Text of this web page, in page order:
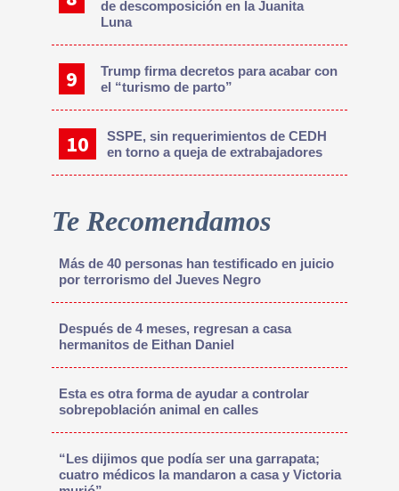
de descomposición en la Juanita
Luna
Trump firma decretos para acabar con
el “turismo de parto”
SSPE, sin requerimientos de CEDH
en torno a queja de extrabajadores
Te Recomendamos
Más de 40 personas han testificado en juicio
por terrorismo del Jueves Negro
Después de 4 meses, regresan a casa
hermanitos de Eithan Daniel
Esta es otra forma de ayudar a controlar
sobrepoblación animal en calles
“Les dijimos que podía ser una garrapata;
cuatro médicos la mandaron a casa y Victoria